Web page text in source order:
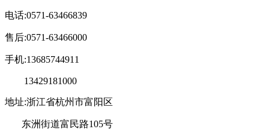
电话:0571-63466839
售后:0571-63466000
手机:13685744911
13429181000
地址:浙江省杭州市富阳区
东洲街道富民路105号